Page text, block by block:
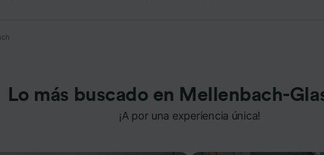
Lo más buscado en Mellenbach-
¡A por una experiencia única!